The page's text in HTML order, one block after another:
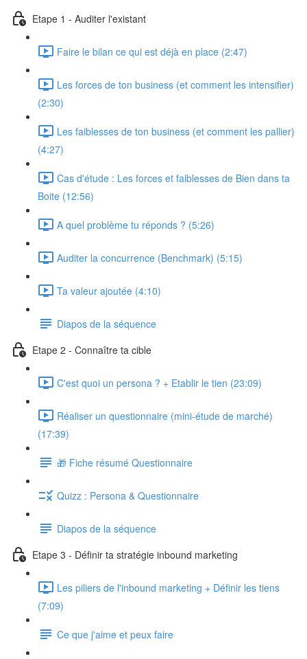
Etape 1 - Auditer l'existant
Faire le bilan ce qui est déjà en place (2:47)
Les forces de ton business (et comment les intensifier)
(2:30)
Les faiblesses de ton business (et comment les pallier)
(4:27)
Cas d'étude : Les forces et faiblesses de Bien dans ta
Boite (12:56)
A quel problème tu réponds ? (5:26)
Auditer la concurrence (Benchmark) (5:15)
Ta valeur ajoutée (4:10)
Diapos de la séquence
Etape 2 - Connaître ta cible
C'est quoi un persona ? + Etablir le tien (23:09)
Réaliser un questionnaire (mini-étude de marché)
(17:39)
🎁 Fiche résumé Questionnaire
Quizz : Persona & Questionnaire
Diapos de la séquence
Etape 3 - Définir ta stratégie inbound marketing
Les piliers de l'inbound marketing + Définir les tiens
(7:09)
Ce que j'aime et peux faire